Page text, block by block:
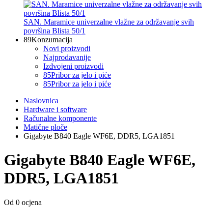
SAN. Maramice univerzalne vlažne za održavanje svih
površina Blista 50/1
89Konzumacija
Novi proizvodi
Najprodavanije
Izdvojeni proizvodi
85Pribor za jelo i piće
85Pribor za jelo i piće
Naslovnica
Hardware i software
Računalne komponente
Matične ploče
Gigabyte B840 Eagle WF6E, DDR5, LGA1851
Gigabyte B840 Eagle WF6E,
DDR5, LGA1851
Od 0 ocjena